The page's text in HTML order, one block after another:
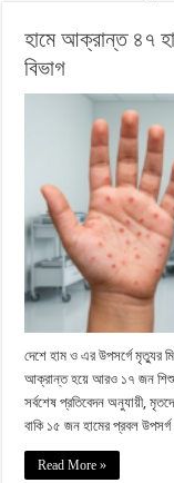
হামে আক্রান্ত ৪৭
বিভাগ
দেশে হাম ও এর উপসর্গে মৃত্যুর
আক্রান্ত হয়ে আরও ১৭ জন
সর্বশেষ প্রতিবেদন অনুযায়ী,
বাকি ১৫ জন হামের প্রবল উপসর্গ
Read More »